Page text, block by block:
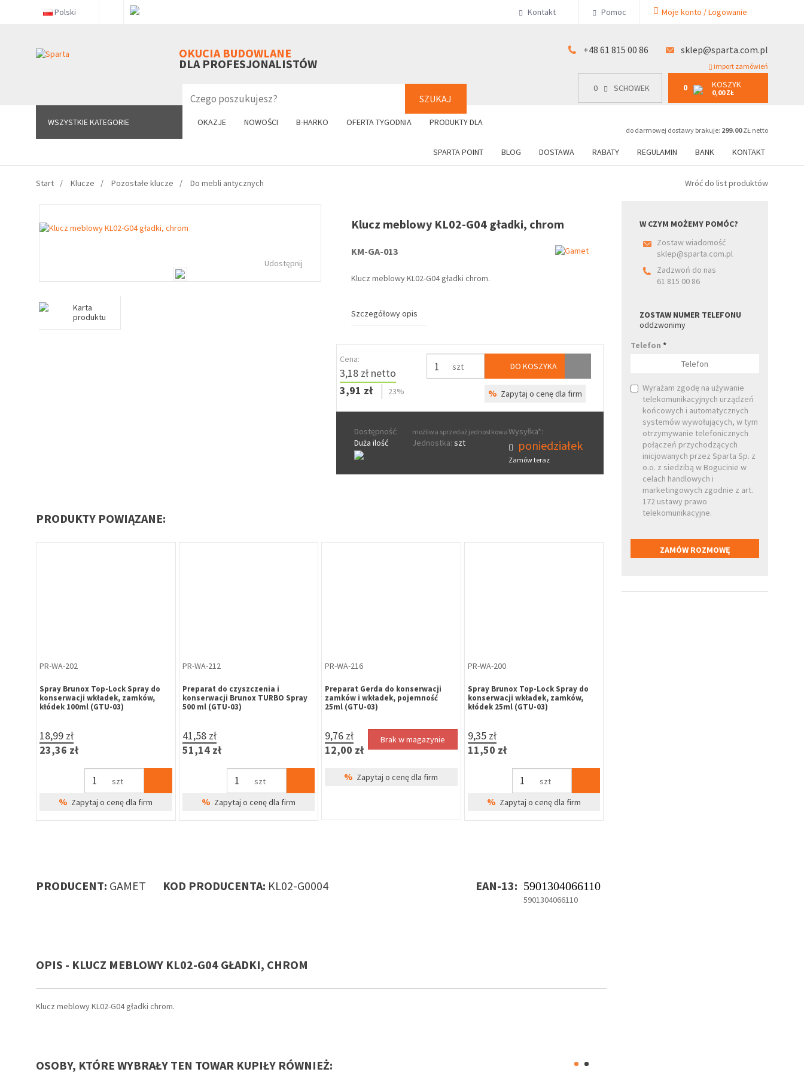
Polski Kontakt Pomoc Moje konto / Logowanie
OKUCIA BUDOWLANE
DLA PROFESJONALISTÓW
SZUKAJ
+48 61 815 00 86 sklep@sparta.com.pl
import zamówień
0 SCHOWEK 0 KOSZYK
0,00 ZŁ
do darmowej dostawy brakuje: 299.00ZŁ netto
WSZYSTKIE KATEGORIE OKAZJE NOWOŚCI B-HARKO OFERTA TYGODNIA PRODUKTY DLA
SPARTA POINT BLOG DOSTAWA RABATY REGULAMIN BANK KONTAKT
WSZYSTKIE KATEGORIE 0 SCHOWEK 0 KOSZYK
0,00 ZŁ
+48 61 815 00 86
Start Klucze Pozostałe klucze Do mebli antycznych Wróć do list produktów
Udostępnij
Karta
produktu
Klucz meblowy KL02-G04 gładki, chrom
KM-GA-013
Klucz meblowy KL02-G04 gładki chrom.
Szczegółowy opis
Cena:
3,18 zł netto
3,91 zł
23%
szt DO KOSZYKA
% Zapytaj o cenę dla firm
Dostępność:
Duża ilość
możliwa sprzedaż jednostkowa
Jednostka: szt
Wysyłka*:
poniedziałek
Zamów teraz
PRODUKTY POWIĄZANE:
PR-WA-202
Spray Brunox Top-Lock Spray do
konserwacji wkładek, zamków,
kłódek 100ml (GTU-03)
18,99 zł
23,36 zł
szt
% Zapytaj o cenę dla firm
PR-WA-212
Preparat do czyszczenia i
konserwacji Brunox TURBO Spray
500 ml (GTU-03)
41,58 zł
51,14 zł
szt
% Zapytaj o cenę dla firm
PR-WA-216
Preparat Gerda do konserwacji
zamków i wkładek, pojemność
25ml (GTU-03)
9,76 zł
12,00 zł
Brak w magazynie
% Zapytaj o cenę dla firm
PR-WA-200
Spray Brunox Top-Lock Spray do
konserwacji wkładek, zamków,
kłódek 25ml (GTU-03)
9,35 zł
11,50 zł
szt
% Zapytaj o cenę dla firm
PRODUCENT: GAMET KOD PRODUCENTA: KL02-G0004 EAN-13: 5901304066110
5901304066110
OPIS - KLUCZ MEBLOWY KL02-G04 GŁADKI, CHROM
Klucz meblowy KL02-G04 gładki chrom.
OSOBY, KTÓRE WYBRAŁY TEN TOWAR KUPIŁY RÓWNIEŻ:
W CZYM MOŻEMY POMÓC?
Zostaw wiadomość
sklep@sparta.com.pl
Zadzwoń do nas
61 815 00 86
ZOSTAW NUMER TELEFONU
oddzwonimy
Telefon*
Wyrażam zgodę na używanie
telekomunikacyjnych urządzeń
końcowych i automatycznych
systemów wywołujących, w tym
otrzymywanie telefonicznych
połączeń przychodzących
inicjowanych przez Sparta Sp. z
o.o. z siedzibą w Bogucinie w
celach handlowych i
marketingowych zgodnie z art.
172 ustawy prawo
telekomunikacyjne.